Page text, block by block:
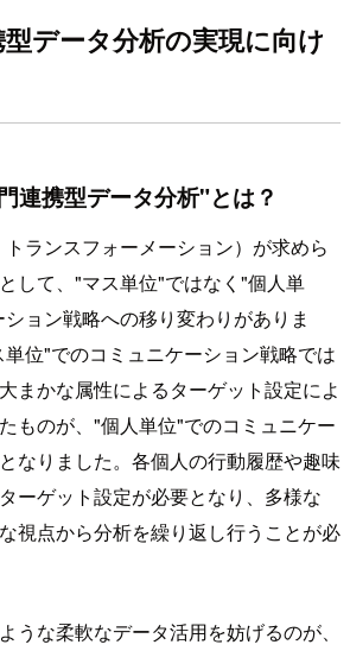
データ分析の実現に向け
連携型データ分析"とは？
ランスフォーメーション）が求めら
して、"マス単位"ではなく"個人単
ョン戦略への移り変わりがありま
位"でのコミュニケーション戦略では
まかな属性によるターゲット設定によ
ものが、"個人単位"でのコミュニケー
なりました。各個人の行動履歴や趣味
ーゲット設定が必要となり、多様な
視点から分析を繰り返し行うことが必
うな柔軟なデータ活用を妨げるのが、